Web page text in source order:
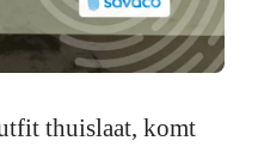
thuislaat, komt